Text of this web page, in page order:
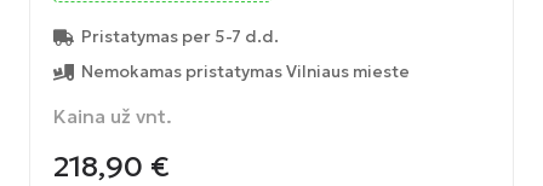
Pristatymas per 5-7 d.d.
Nemokamas pristatymas Vilniaus mieste
Kaina už vnt.
218,90 €